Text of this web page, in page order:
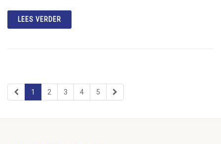
LEES VERDER
1 2 3 4 5